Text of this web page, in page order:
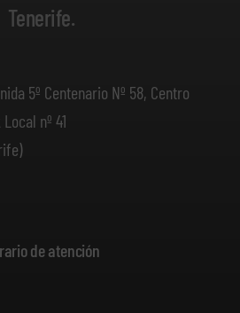
Tenerife.
5º Centenario Nº 58, Centro
nº 41
de atención